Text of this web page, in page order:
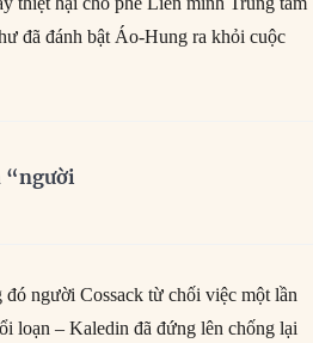
đã đánh bật Áo-Hung ra khỏi cuộc
“người
người Cossack từ chối việc một lần
loạn – Kaledin đã đứng lên chống lại